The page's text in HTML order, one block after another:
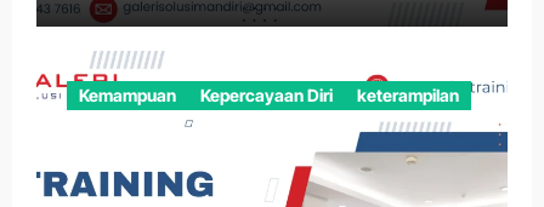
Kemampuan Kepercayaan Diri keterampilan